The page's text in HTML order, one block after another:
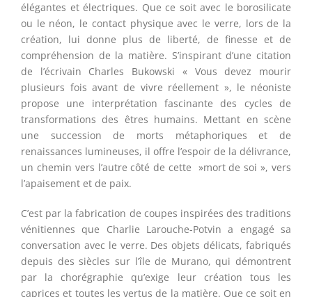
élégantes et électriques. Que ce soit avec le borosilicate
ou le néon, le contact physique avec le verre, lors de la
création, lui donne plus de liberté, de finesse et de
compréhension de la matière. S’inspirant d’une citation
de l’écrivain Charles Bukowski « Vous devez mourir
plusieurs fois avant de vivre réellement », le néoniste
propose une interprétation fascinante des cycles de
transformations des êtres humains. Mettant en scène
une succession de morts métaphoriques et de
renaissances lumineuses, il offre l’espoir de la délivrance,
un chemin vers l’autre côté de cette »mort de soi », vers
l’apaisement et de paix.
C’est par la fabrication de coupes inspirées des traditions
vénitiennes que Charlie Larouche-Potvin a engagé sa
conversation avec le verre. Des objets délicats, fabriqués
depuis des siècles sur l’île de Murano, qui démontrent
par la chorégraphie qu’exige leur création tous les
caprices et toutes les vertus de la matière. Que ce soit en